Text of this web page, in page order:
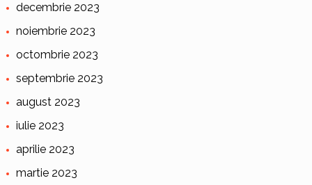
decembrie 2023
noiembrie 2023
octombrie 2023
septembrie 2023
august 2023
iulie 2023
aprilie 2023
martie 2023